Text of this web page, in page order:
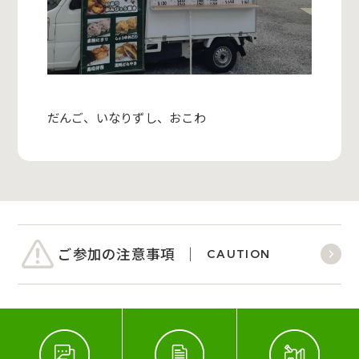
だんご、いなりずし、おこわ
ご参加の注意事項 CAUTION